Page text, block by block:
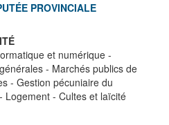
PROVINCIALE
et numérique -
- Marchés publics de
- Gestion pécuniaire du
Logement - Cultes et laïcité